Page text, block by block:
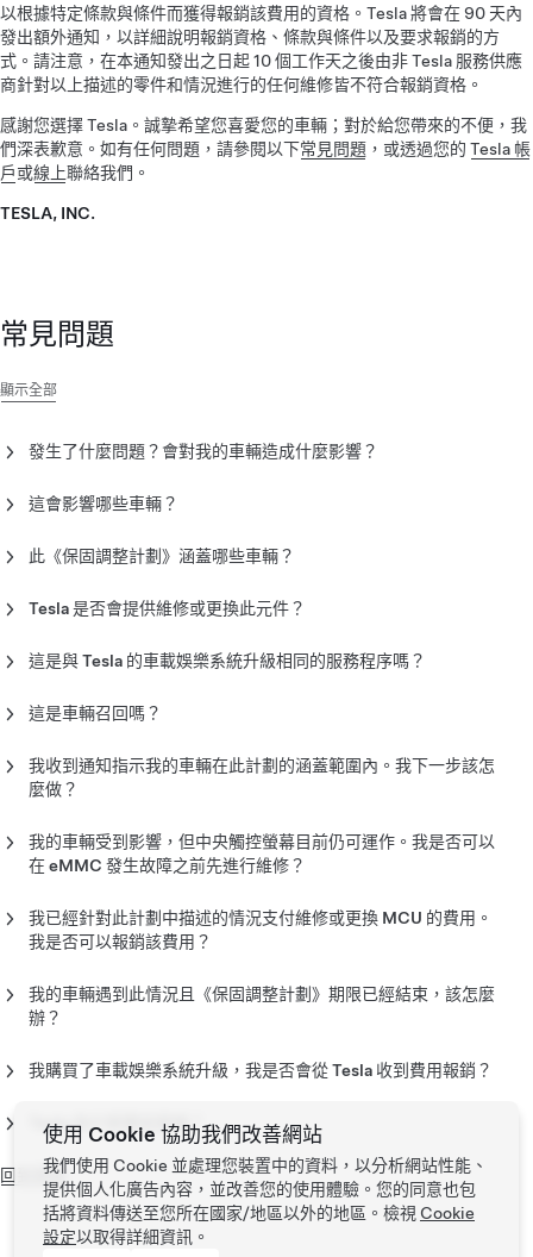
以根據特定條款與條件而獲得報銷該費用的資格。Tesla 將會在 90 天內
發出額外通知，以詳細說明報銷資格、條款與條件以及要求報銷的方
式。請注意，在本通知發出之日起 10 個工作天之後由非 Tesla 服務供應
商針對以上描述的零件和情況進行的任何維修皆不符合報銷資格。
感謝您選擇 Tesla。誠摯希望您喜愛您的車輛；對於給您帶來的不便，我
們深表歉意。如有任何問題，請參閱以下常見問題 ，或透過您的 Tesla 帳
戶或線上聯絡我們。
TESLA, INC.
常見問題
顯示全部
發生了什麼問題？會對我的車輛造成什麼影響？
之前的生產的 Model S 和 Model X 車輛上的 8GB 嵌入式多媒體
央顯示器，因此 8GB eMMC 發生故障時可能導致中央顯示器顯
示空白或間斷顯示空白及/或車輛發出警示以通知記憶儲存裝置降
帶來任何風險，但您可能因此無法使用透過車輛的中央顯示器提
這會影響哪些車輛？
損而導致 eMMC 發生故障。
此《保固調整計劃》涵蓋哪些車輛？
整計劃》涵蓋交付給原始車主之日起 8 年或里程表總里程
且配備有 8GB eMMC 的全球各地所有車輛。您的車輛的 8GB
eMMC 必須是在《保固調整計劃》期間發生因累積磨損導致的故
時，Tesla 服務中心將進行車輛檢查和診斷以確定您車輛的適用
Tesla 是否會提供維修或更換此元件？
累積磨損而發生故障，以及是否需要維修或更換元件。如果
64GB eMMC 免費更換此元件，以回復觸控螢幕的原始功能。更
換後，車輛將擁有 NVIDIA® Tegra® 車用資訊娛樂處理器。
此計劃不涵蓋以上描述之零件和情況之外的其他倩況的診斷或維
修。此《保固調整計劃》之下適用的診斷和維修必須由 Tesla 執
以取得詳細資訊）。
這是與 Tesla 的車載娛樂系統升級相同的服務程序嗎？
資訊娛樂處理器，而且有別於車載娛樂系統升級。車載娛樂系統
他元件。
這是車輛召回嗎？
和可控性，因此我們認知並未有任何傷害或衝突會與 8GB
eMMC 相關聯。
我收到通知指示我的車輛在此計劃的涵蓋範圍內。我下一步該怎
麼做？
駕駛您的車輛。除非您主動遇到《保固調整計劃》所涵蓋的情
況，否則請勿根據此計劃的通知而安排 Tesla 服務中心預約。
《車主手冊》中的「軟體更新」。
我的車輛受到影響，但中央觸控螢幕目前仍可運作。我是否可以
在 eMMC 發生故障之前先進行維修？
發生故障。此計劃僅涵蓋在《保固調整計劃》期間因累積磨損導
致 eMMC 故障的車輛，並且符合維修或更換的資格。
我已經針對此計劃中描述的情況支付維修或更換 MCU 的費用。
我是否可以報銷該費用？
調整計劃》期間內發生付款維修，您有資格根據特定條款與條件
獲得退款。
多關於報銷資格、條款與條件以及要求報銷的方式的詳細資訊。
我的車輛遇到此情況且《保固調整計劃》期限已經結束，該怎麼
辦？
Tesla 將不提供維修服務，您需自費維修。
變），1 至 1.5 個工時費及當地稅費。
我購買了車載娛樂系統升級，我是否會從 Tesla 收到費用報銷？
銷您進行升級時適用的 8GB eMMC 維修費用。
有關報銷資格、條款與條件以及要求報銷的方式的詳細資訊，將
會在 2021 年 2 月或之前發佈。
Tesla 為什麼要這麼做？
為了您的方便與安心，Tesla 提供額外的保護，以防止發生這種
情況的故障。
回到頁首
使用 Cookie 協助我們改善網站
我們使用 Cookie 並處理您裝置中的資料，以分析網站性能、
提供個人化廣告內容，並改善您的使用體驗。您的同意也包
括將資料傳送至您所在國家/地區以外的地區。檢視 Cookie
設定以取得詳細資訊。